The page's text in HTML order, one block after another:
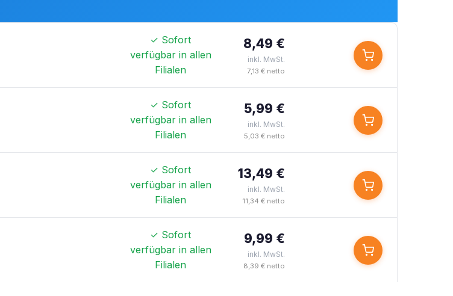
✓ Sofort
verfügbar in allen
Filialen
8,49 €
inkl. MwSt.
7,13 € netto
✓ Sofort
verfügbar in allen
Filialen
5,99 €
inkl. MwSt.
5,03 € netto
✓ Sofort
verfügbar in allen
Filialen
13,49 €
inkl. MwSt.
11,34 € netto
✓ Sofort
verfügbar in allen
Filialen
9,99 €
inkl. MwSt.
8,39 € netto